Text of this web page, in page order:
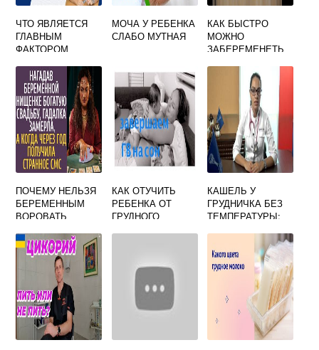
ЧТО ЯВЛЯЕТСЯ
ГЛАВНЫМ
ФАКТОРОМ
СОГЛАСИЕ
ЖЕНЩИНЫ НА
ИСКУССТВЕННОЕ
ПРЕРЫВАНИЕ
БЕРЕМЕННОСТИ
МОЧА У РЕБЕНКА
СЛАБО МУТНАЯ
КАК БЫСТРО
МОЖНО
ЗАБЕРЕМЕНЕТЬ
ПРОТИВОЗАЧАТО
ЧНЫХ ТАБЛЕТОК
ПОЧЕМУ НЕЛЬЗЯ
БЕРЕМЕННЫМ
ВОРОВАТЬ
КАК ОТУЧИТЬ
РЕБЕНКА ОТ
ГРУДНОГО
ФОРУМ
КАШЕЛЬ У
ГРУДНИЧКА БЕЗ
ТЕМПЕРАТУРЫ:
СИЛЬНОГО,
МОКРОГО КАШЛЯ